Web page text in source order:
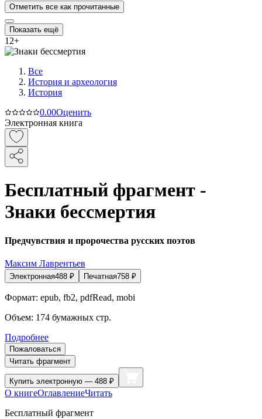
Отметить все как прочитанные
Показать ещё
12+
Все
История и археология
История
0.00Оценить
Электронная книга
Бесплатный фрагмент -
Знаки бессмертия
Предчувствия и пророчества русских поэтов
Максим Лаврентьев
Электронная488 ₽ Печатная758 ₽
Формат: epub, fb2, pdfRead, mobi
Объем: 174 бумажных стр.
Подробнее
Пожаловаться
Читать фрагмент
Купить электронную — 488 ₽
О книгеОглавлениеЧитать
Бесплатный фрагмент